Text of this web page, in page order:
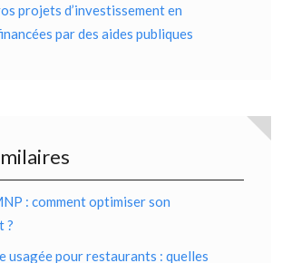
projets d’investissement en
par des aides publiques
: comment optimiser son
?
usagée pour restaurants : quelles